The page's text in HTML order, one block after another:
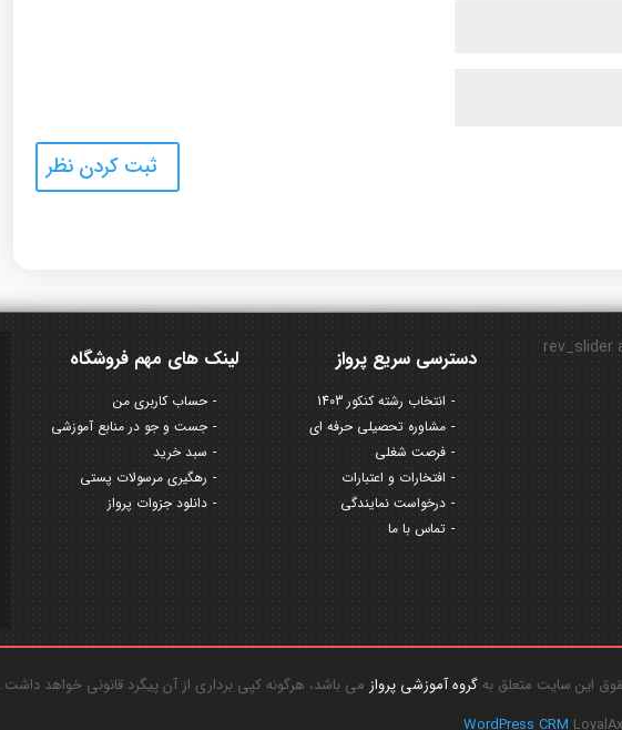
لینک های مهم فروشگاه
حساب کاربری من
جست و جو در منابع آموزشی
سبد خرید
رهگیری مرسولات پستی
دانلود جزوات پرواز
دسترسی سریع پرواز
انتخاب رشته کنکور 1403
مشاوره تحصیلی حرفه ای
فرصت شغلی
افتخارات و اعتبارات
درخواست نمایندگی
تماس با ما
گروه آموزشی پرواز می باشد، هرگونه کپی برداری از آن پیگرد قانونی خواهد داشت.
WordPress CRM